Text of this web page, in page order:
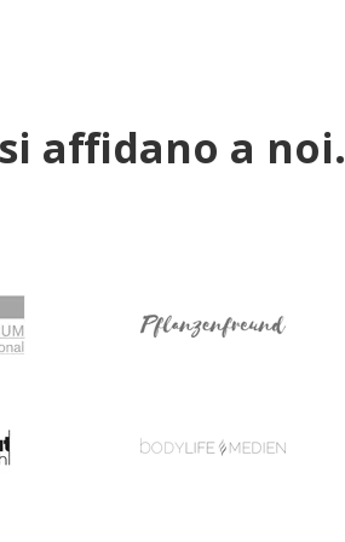
affidano a noi.